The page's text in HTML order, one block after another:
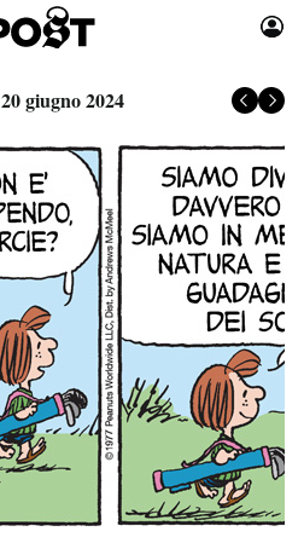
Moda
Libri
Consumismi
Storie/Idee
Ok Boomer!
Media
Europa
Altrecose
Mondiali calcio 2026
20 giugno 2024